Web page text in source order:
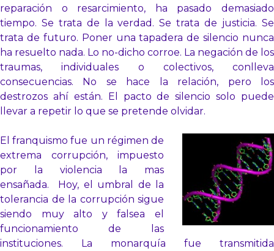
reparación o resarcimiento, ha pasado demasiado
tiempo. Se trata de la verdad. Se trata de justicia. Se
trata de futuro. Poner una tapadera de silencio nunca
ha resuelto nada. Lo no-dicho corroe. La negación de los
traumas, individuales o colectivos, conlleva
consecuencias. No se hace la relación, pero los
destrozos ahí están. El pacto de silencio solo puede
llevar a repetir lo que se pretende olvidar.
El franquismo fue un régimen de
extrema corrupción, impuesto
por la violencia la mas
ensañada. Hoy, el umbral de la
tolerancia de la corrupción sigue
siendo muy alto y falsea el
funcionamiento de las
instituciones. La monarquía fue transmitida